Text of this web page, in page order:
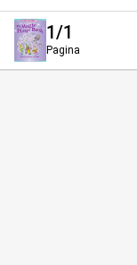
1/1
Pagina